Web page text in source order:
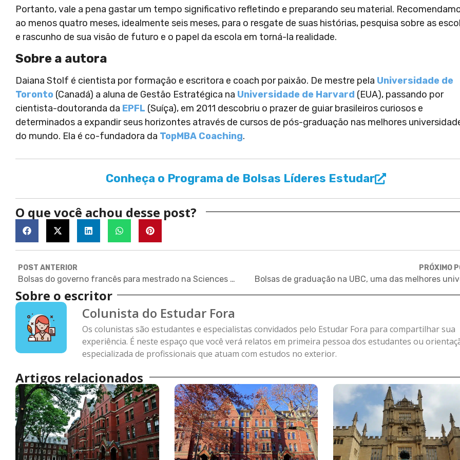
Portanto, vale a pena gastar um tempo significativo refletindo e preparando seu material.
ao menos quatro meses, idealmente seis meses, para o resgate de suas histórias, pesquisa sobre as
e rascunho de sua visão de futuro e o papel da escola em torná-la realidade.
Sobre a autora
Daiana Stolf é cientista por formação e escritora e coach por paixão. De mestre pela Universidade de
Toronto (Canadá) a aluna de Gestão Estratégica na Universidade de Harvard (EUA), passando por
cientista-doutoranda da EPFL (Suíça), em 2011 descobriu o prazer de guiar brasileiros curiosos e
determinados a expandir seus horizontes através de cursos de pós-graduação nas melhores
do mundo. Ela é co-fundadora da TopMBA Coaching.
Conheça o Programa de Bolsas Líderes Estudar
O que você achou desse post?
POST ANTERIOR
Bolsas do governo francês para mestrado na Sciences Po
PRÓXIMO
Sobre o escritor
Colunista do Estudar Fora
Os colunistas são estudantes e especialistas convidados pelo Estudar Fora para compartilhar sua
experiência. É neste espaço que você verá relatos em primeira pessoa dos estudantes ou
especializada de profissionais que atuam com estudos no exterior.
Artigos relacionados